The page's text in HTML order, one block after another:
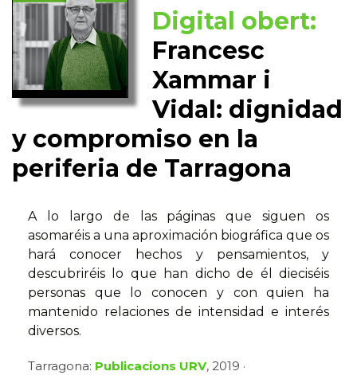
Digital obert:
Francesc
Xammar i
Vidal: dignidad
y compromiso en la
periferia de Tarragona
A lo largo de las páginas que siguen os
asomaréis a una aproximación biográfica que os
hará conocer hechos y pensamientos, y
descubriréis lo que han dicho de él dieciséis
personas que lo conocen y con quien ha
mantenido relaciones de intensidad e interés
diversos.
Tarragona: Publicacions URV, 2019 ·